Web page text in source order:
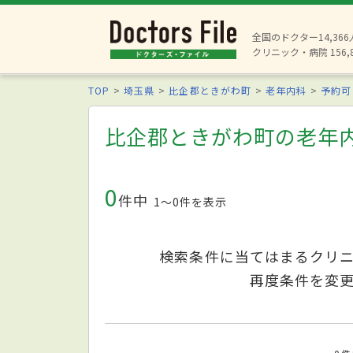
全国のドクター14,366
クリニック・病院
TOP 埼玉県 比企郡ときがわ町 老年内科 予約可
比企郡ときがわ町の老年
0件中 1〜0件を表示
検索条件に当てはまるクリ
再度条件を変